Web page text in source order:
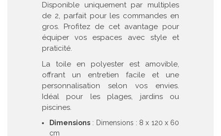
Disponible uniquement par multiples
de 2, parfait pour les commandes en
gros. Profitez de cet avantage pour
équiper vos espaces avec style et
praticité.
La toile en polyester est amovible,
offrant un entretien facile et une
personnalisation selon vos envies.
Idéal pour les plages, jardins ou
piscines.
Dimensions : Dimensions : 8 x 120 x 60
cm